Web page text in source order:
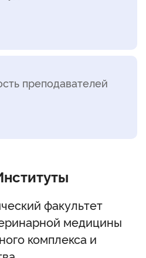
преподавателей
факультет
медицины
комплекса и